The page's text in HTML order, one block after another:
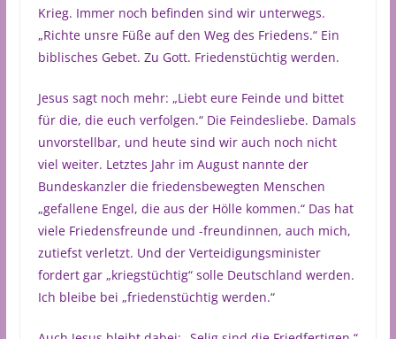
Krieg. Immer noch befinden sind wir unterwegs.
„Richte unsre Füße auf den Weg des Friedens.“ Ein
biblisches Gebet. Zu Gott. Friedenstüchtig werden.
Jesus sagt noch mehr: „Liebt eure Feinde und bittet
für die, die euch verfolgen.“ Die Feindesliebe. Damals
unvorstellbar, und heute sind wir auch noch nicht
viel weiter. Letztes Jahr im August nannte der
Bundeskanzler die friedensbewegten Menschen
„gefallene Engel, die aus der Hölle kommen.“ Das hat
viele Friedensfreunde und -freundinnen, auch mich,
zutiefst verletzt. Und der Verteidigungsminister
fordert gar „kriegstüchtig“ solle Deutschland werden.
Ich bleibe bei „friedenstüchtig werden.“